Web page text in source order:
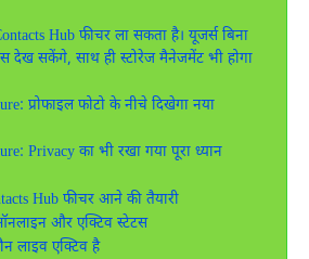
Hub फीचर ला सकता है। यूजर्स बिना
देख सकेंगे, साथ ही स्टोरेज मैनेजमेंट भी होगा
प्रोफाइल फोटो के नीचे दिखेगा नया
Privacy का भी रखा गया पूरा ध्यान
Hub फीचर आने की तैयारी
और एक्टिव स्टेटस
लाइव एक्टिव है